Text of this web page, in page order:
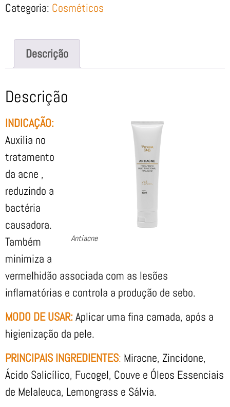
Categoria: Cosméticos
Descrição
Descrição
Antiacne
INDICAÇÃO:
Auxilia no
tratamento
da acne ,
reduzindo a
bactéria
causadora.
Também
minimiza a
vermelhidão associada com as lesões
inflamatórias e controla a produção de sebo.
MODO DE USAR: Aplicar uma fina camada, após a
higienização da pele.
PRINCIPAIS INGREDIENTES: Miracne, Zincidone,
Ácido Salicílico, Fucogel, Couve e Óleos Essenciais
de Melaleuca, Lemongrass e Sálvia.